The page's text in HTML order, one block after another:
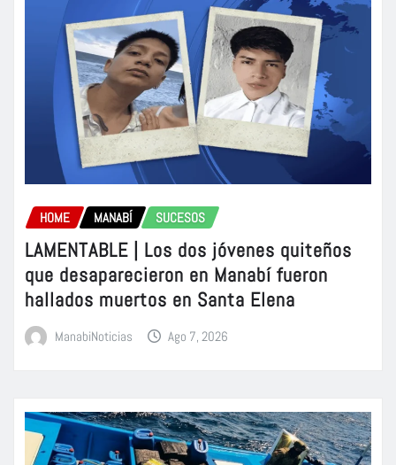
HOME MANABÍ SUCESOS
LAMENTABLE | Los dos jóvenes quiteños
que desaparecieron en Manabí fueron
hallados muertos en Santa Elena
ManabiNoticias Ago 7, 2026